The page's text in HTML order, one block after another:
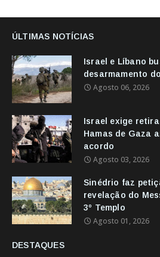
ÚLTIMAS NOTÍCIAS
Israel e Líbano
desarmamento
Agosto 06, 2026
Israel exige
Hamas de Gaza
acordo
Agosto 03, 2026
Sinédrio faz
revelação do
3º Templo
Agosto 01, 2026
DESTAQUES